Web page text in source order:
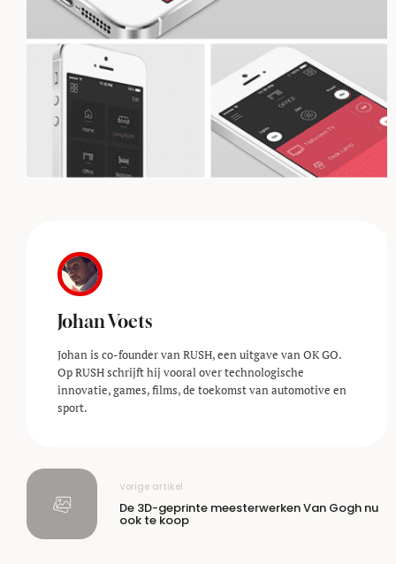
Johan Voets
Johan is co-founder van RUSH, een uitgave van OK GO.
Op RUSH schrijft hij vooral over technologische
innovatie, games, films, de toekomst van automotive en
sport.
Vorige artikel
De 3D-geprinte meesterwerken Van Gogh nu
ook te koop